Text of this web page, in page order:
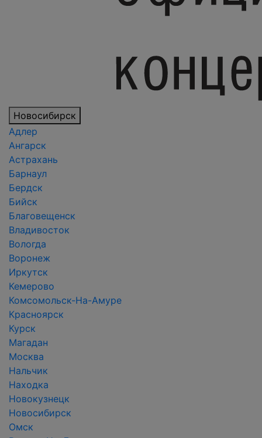
Новосибирск
Адлер
Ангарск
Астрахань
Барнаул
Бердск
Бийск
Благовещенск
Владивосток
Вологда
Воронеж
Иркутск
Кемерово
Комсомольск-На-Амуре
Красноярск
Курск
Магадан
Москва
Нальчик
Находка
Новокузнецк
Новосибирск
Омск